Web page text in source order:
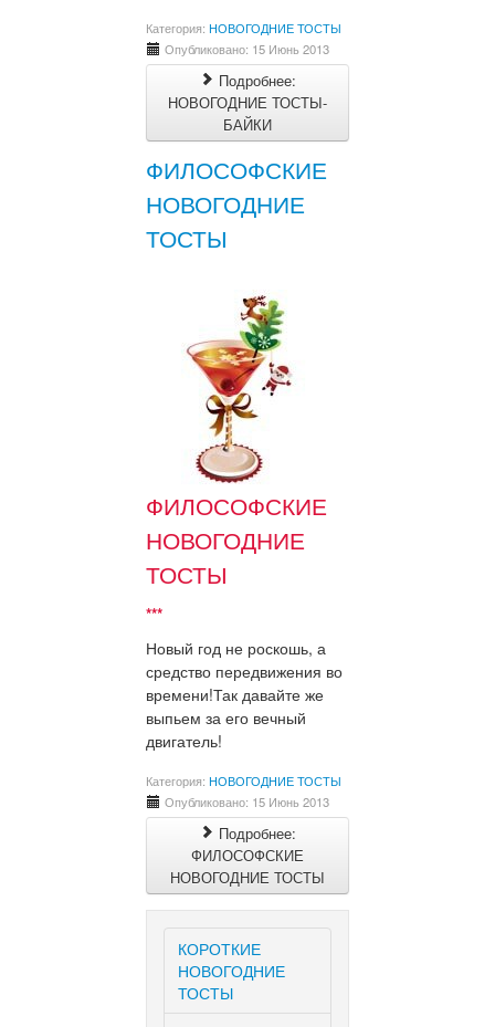
Категория: НОВОГОДНИЕ ТОСТЫ
Опубликовано: 15 Июнь 2013
Подробнее:
НОВОГОДНИЕ ТОСТЫ-
БАЙКИ
ФИЛОСОФСКИЕ
НОВОГОДНИЕ
ТОСТЫ
ФИЛОСОФСКИЕ
НОВОГОДНИЕ
ТОСТЫ
***
Новый год не роскошь, а
средство передвижения во
времени!Так давайте же
выпьем за его вечный
двигатель!
Категория: НОВОГОДНИЕ ТОСТЫ
Опубликовано: 15 Июнь 2013
Подробнее:
ФИЛОСОФСКИЕ
НОВОГОДНИЕ ТОСТЫ
КОРОТКИЕ
НОВОГОДНИЕ
ТОСТЫ